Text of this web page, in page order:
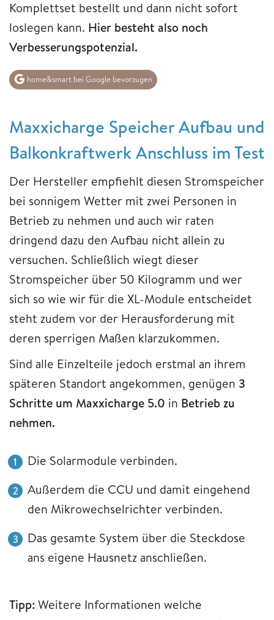
Komplettset bestellt und dann nicht sofort
loslegen kann. Hier besteht also noch
Verbesserungspotenzial.
home&smart bei Google bevorzugen
Maxxicharge Speicher Aufbau und
Balkonkraftwerk Anschluss im Test
Der Hersteller empfiehlt diesen Stromspeicher
bei sonnigem Wetter mit zwei Personen in
Betrieb zu nehmen und auch wir raten
dringend dazu den Aufbau nicht allein zu
versuchen. Schließlich wiegt dieser
Stromspeicher über 50 Kilogramm und wer
sich so wie wir für die XL-Module entscheidet
steht zudem vor der Herausforderung mit
deren sperrigen Maßen klarzukommen.
Sind alle Einzelteile jedoch erstmal an ihrem
späteren Standort angekommen, genügen 3
Schritte um Maxxicharge 5.0 in Betrieb zu
nehmen.
Die Solarmodule verbinden.
Außerdem die CCU und damit eingehend
den Mikrowechselrichter verbinden.
Das gesamte System über die Steckdose
ans eigene Hausnetz anschließen.
Tipp: Weitere Informationen welche